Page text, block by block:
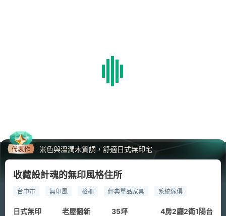
米色與溫潤木質調，舒適日式無印宅
收藏設計魂的無印風格住所
台中市 無印風 格柵 經典單品家具
系統傢俱
日式無印 老屋翻新 35坪 4房2廳2衛1陽台